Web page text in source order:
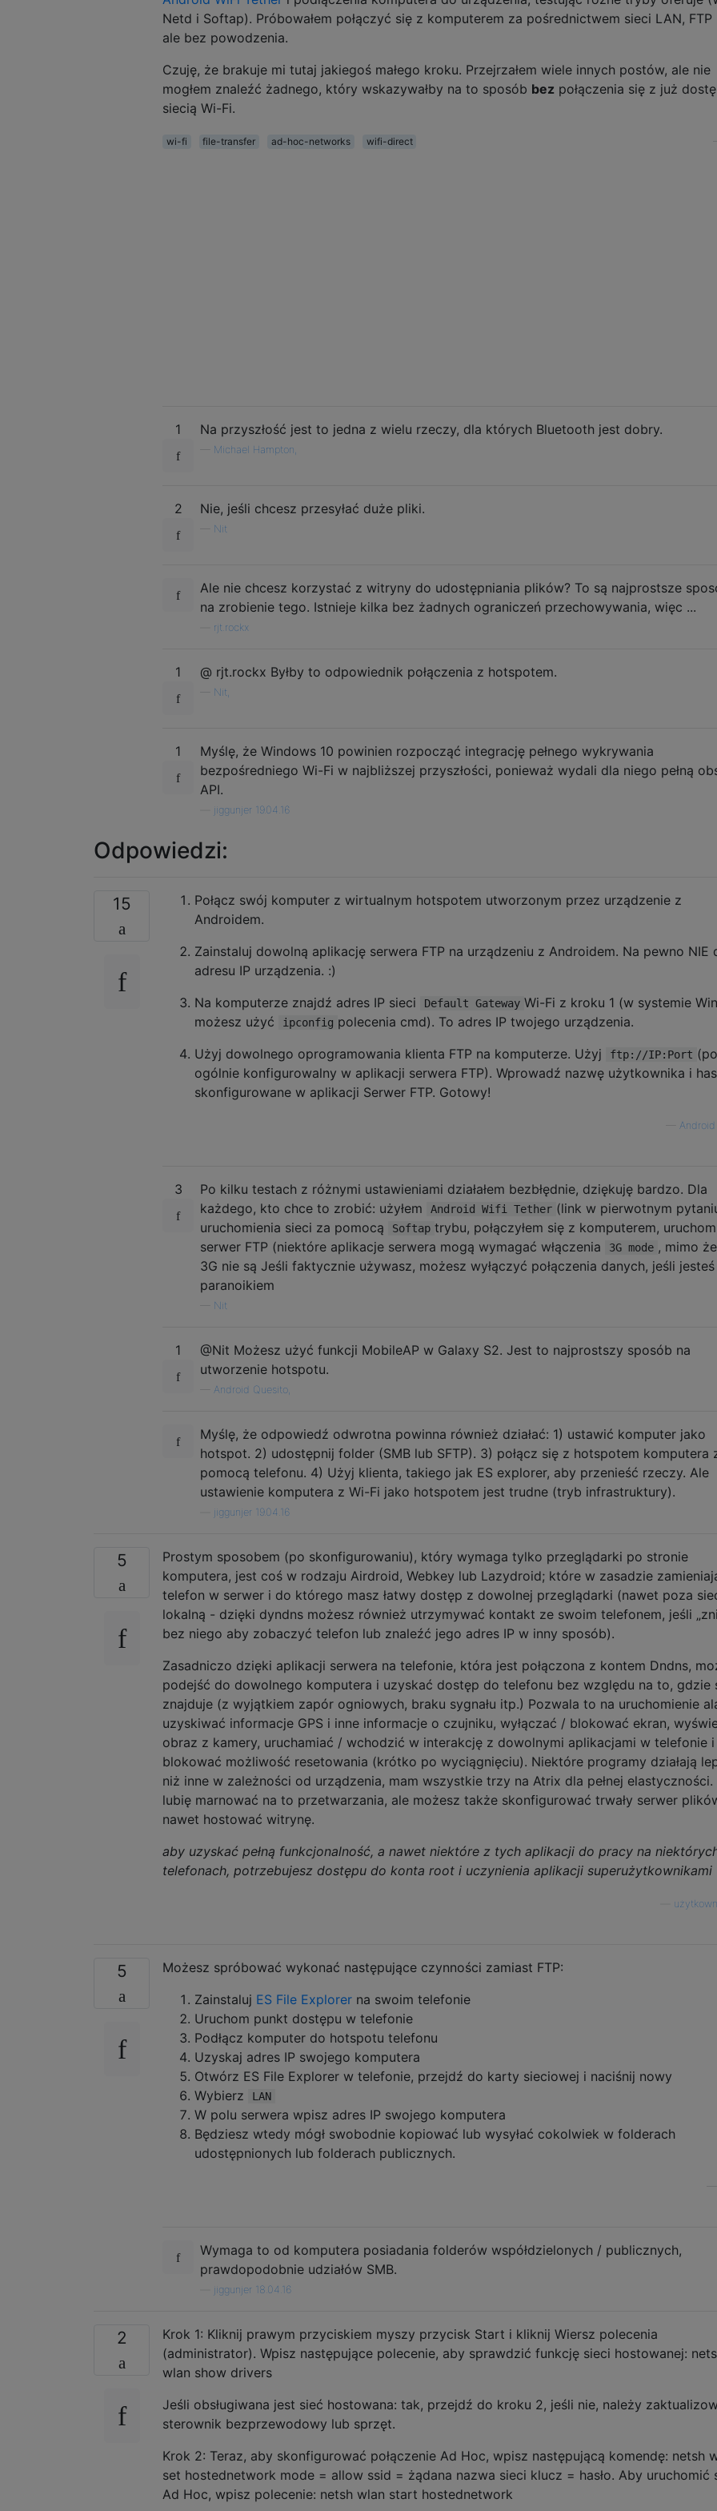
Netd i Softap). Próbowałem połączyć się z komputerem za pośrednictwem sieci LAN, FTP
ale bez powodzenia.
Czuję, że brakuje mi tutaj jakiegoś małego kroku. Przejrzałem wiele innych postów, ale nie
mogłem znaleźć żadnego, który wskazywałby na to sposób bez połączenia się z już
siecią Wi-Fi.
wi-fi file-transfer ad-hoc-networks wifi-direct
1 Na przyszłość jest to jedna z wielu rzeczy, dla których Bluetooth jest dobry.
Michael Hampton,
2 Nie, jeśli chcesz przesyłać duże pliki.
Nit
Ale nie chcesz korzystać z witryny do udostępniania plików? To są najprostsze
na zrobienie tego. Istnieje kilka bez żadnych ograniczeń przechowywania, więc ...
rjt.rockx
1 @ rjt.rockx Byłby to odpowiednik połączenia z hotspotem.
Nit,
1
Myślę, że Windows 10 powinien rozpocząć integrację pełnego wykrywania
bezpośredniego Wi-Fi w najbliższej przyszłości, ponieważ wydali dla niego pełną
API.
jiggunjer 19.04.16
Odpowiedzi:
15
Połącz swój komputer z wirtualnym hotspotem utworzonym przez urządzenie z
Androidem.
Zainstaluj dowolną aplikację serwera FTP na urządzeniu z Androidem. Na pewno NIE
adresu IP urządzenia. :)
Na komputerze znajdź adres IP sieci
Default Gateway Wi-Fi z kroku 1 (w systemie
możesz użyć
ipconfig polecenia cmd). To adres IP twojego urządzenia.
Użyj dowolnego oprogramowania klienta FTP na komputerze. Użyj
ftp://IP:Port
ogólnie konfigurowalny w aplikacji serwera FTP). Wprowadź nazwę użytkownika i
skonfigurowane w aplikacji Serwer FTP. Gotowy!
3
Po kilku testach z różnymi ustawieniami działałem bezbłędnie, dziękuję bardzo. Dla
każdego, kto chce to zrobić: użyłem
Android Wifi Tether (link w pierwotnym
uruchomienia sieci za pomocą
Softap trybu, połączyłem się z komputerem,
serwer FTP (niektóre aplikacje serwera mogą wymagać włączenia
3G mode , mimo
3G nie są Jeśli faktycznie używasz, możesz wyłączyć połączenia danych, jeśli jesteś
paranoikiem
Nit
1
@Nit Możesz użyć funkcji MobileAP w Galaxy S2. Jest to najprostszy sposób na
utworzenie hotspotu.
Android Quesito,
Myślę, że odpowiedź odwrotna powinna również działać: 1) ustawić komputer jako
hotspot. 2) udostępnij folder (SMB lub SFTP). 3) połącz się z hotspotem komputera
pomocą telefonu. 4) Użyj klienta, takiego jak ES explorer, aby przenieść rzeczy. Ale
ustawienie komputera z Wi-Fi jako hotspotem jest trudne (tryb infrastruktury).
jiggunjer 19.04.16
5
Prostym sposobem (po skonfigurowaniu), który wymaga tylko przeglądarki po stronie
komputera, jest coś w rodzaju Airdroid, Webkey lub Lazydroid; które w zasadzie
telefon w serwer i do którego masz łatwy dostęp z dowolnej przeglądarki (nawet poza
lokalną - dzięki dyndns możesz również utrzymywać kontakt ze swoim telefonem, jeśli
bez niego aby zobaczyć telefon lub znaleźć jego adres IP w inny sposób).
Zasadniczo dzięki aplikacji serwera na telefonie, która jest połączona z kontem Dndns,
podejść do dowolnego komputera i uzyskać dostęp do telefonu bez względu na to, gdzie
znajduje (z wyjątkiem zapór ogniowych, braku sygnału itp.) Pozwala to na uruchomienie
uzyskiwać informacje GPS i inne informacje o czujniku, wyłączać / blokować ekran,
obraz z kamery, uruchamiać / wchodzić w interakcję z dowolnymi aplikacjami w telefonie i
blokować możliwość resetowania (krótko po wyciągnięciu). Niektóre programy działają
niż inne w zależności od urządzenia, mam wszystkie trzy na Atrix dla pełnej elastyczności.
lubię marnować na to przetwarzania, ale możesz także skonfigurować trwały serwer
nawet hostować witrynę.
aby uzyskać pełną funkcjonalność, a nawet niektóre z tych aplikacji do pracy na
telefonach, potrzebujesz dostępu do konta root i uczynienia aplikacji superużytkownikami
5
Możesz spróbować wykonać następujące czynności zamiast FTP:
Zainstaluj ES File Explorer na swoim telefonie
Uruchom punkt dostępu w telefonie
Podłącz komputer do hotspotu telefonu
Uzyskaj adres IP swojego komputera
Otwórz ES File Explorer w telefonie, przejdź do karty sieciowej i naciśnij nowy
Wybierz
LAN
W polu serwera wpisz adres IP swojego komputera
Będziesz wtedy mógł swobodnie kopiować lub wysyłać cokolwiek w folderach
udostępnionych lub folderach publicznych.
Wymaga to od komputera posiadania folderów współdzielonych / publicznych,
prawdopodobnie udziałów SMB.
jiggunjer 18.04.16
2
Krok 1: Kliknij prawym przyciskiem myszy przycisk Start i kliknij Wiersz polecenia
(administrator). Wpisz następujące polecenie, aby sprawdzić funkcję sieci hostowanej:
wlan show drivers
Jeśli obsługiwana jest sieć hostowana: tak, przejdź do kroku 2, jeśli nie, należy
sterownik bezprzewodowy lub sprzęt.
Krok 2: Teraz, aby skonfigurować połączenie Ad Hoc, wpisz następującą komendę: netsh
set hostednetwork mode = allow ssid = żądana nazwa sieci klucz = hasło. Aby uruchomić
Ad Hoc, wpisz polecenie: netsh wlan start hostednetwork